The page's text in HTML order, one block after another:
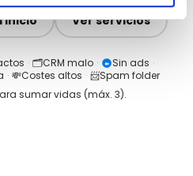
inicio Ver servicios
· 🗂️CRM malo · Sin ads ·
· 💸Costes altos · 📨Spam folder
sumar vidas (máx. 3).